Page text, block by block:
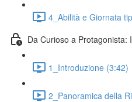
4_Abilità e Giornata
Da Curioso a Protagonista:
1_Introduzione (3:42)
2_Panoramica della